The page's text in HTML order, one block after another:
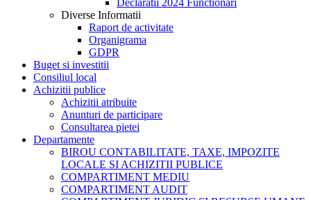
Declaratii 2024 Functionari
Diverse Informatii
Raport de activitate
Organigrama
GDPR
Buget si investitii
Consiliul local
Achizitii publice
Achizitii atribuite
Anunturi de participare
Consultarea pietei
Departamente
BIROU CONTABILITATE, TAXE, IMPOZITE
LOCALE SI ACHIZITII PUBLICE
COMPARTIMENT MEDIU
COMPARTIMENT AUDIT